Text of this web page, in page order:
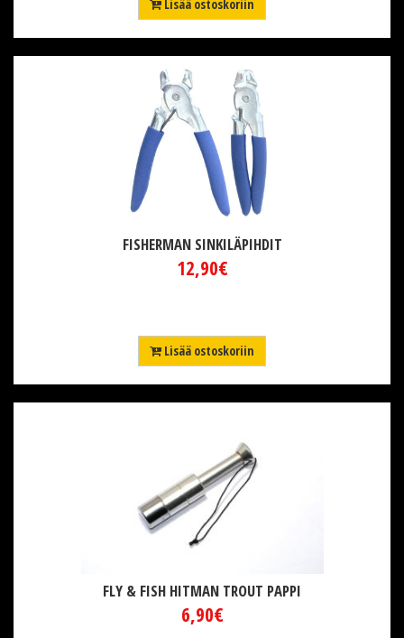
Lisää ostoskoriin
FISHERMAN SINKILÄPIHDIT
12,90€
Lisää ostoskoriin
FLY & FISH HITMAN TROUT PAPPI
6,90€